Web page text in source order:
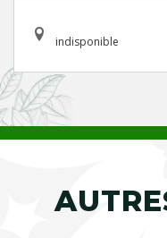
indisponible